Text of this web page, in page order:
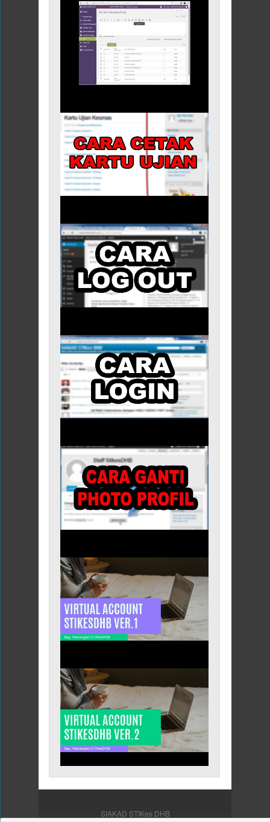
SIAKAD STIKes DHB